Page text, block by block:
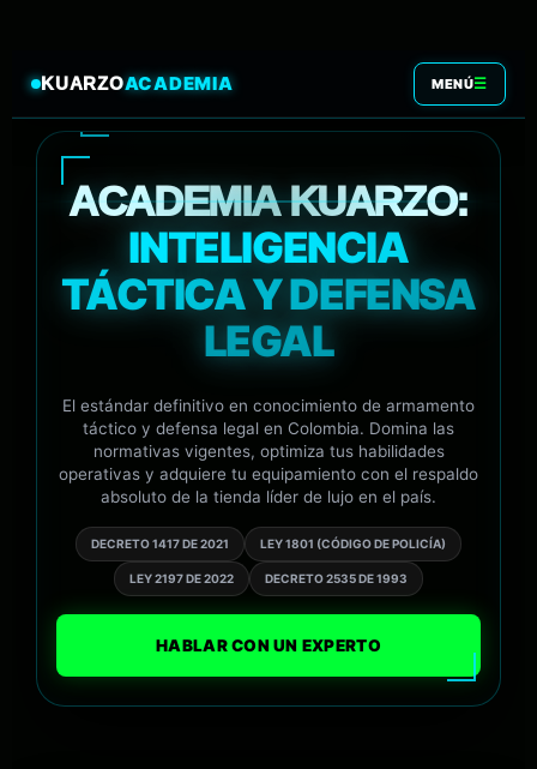
KUARZOACADEMIA MENÚ☰
ACADEMIA KUARZO:
INTELIGENCIA
TÁCTICA Y DEFENSA
LEGAL
El estándar definitivo en conocimiento de armamento
táctico y defensa legal en Colombia. Domina las
normativas vigentes, optimiza tus habilidades
operativas y adquiere tu equipamiento con el respaldo
absoluto de la tienda líder de lujo en el país.
DECRETO 1417 DE 2021 LEY 1801 (CÓDIGO DE POLICÍA)
LEY 2197 DE 2022 DECRETO 2535 DE 1993
HABLAR CON UN EXPERTO